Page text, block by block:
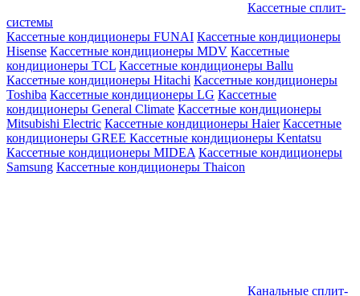
Кассетные сплит-
системы
Кассетные кондиционеры FUNAI Кассетные кондиционеры
Hisense Кассетные кондиционеры MDV Кассетные
кондиционеры TCL Кассетные кондиционеры Ballu
Кассетные кондиционеры Hitachi Кассетные кондиционеры
Toshiba Кассетные кондиционеры LG Кассетные
кондиционеры General Climate Кассетные кондиционеры
Mitsubishi Electric Кассетные кондиционеры Haier Кассетные
кондиционеры GREE Кассетные кондиционеры Kentatsu
Кассетные кондиционеры MIDEA Кассетные кондиционеры
Samsung Кассетные кондиционеры Thaicon
Канальные сплит-